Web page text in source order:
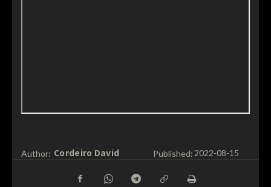
Author: Cordeiro David Published:2022-08-15